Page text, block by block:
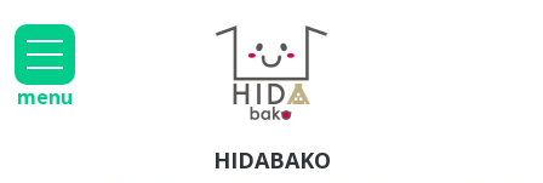
HIDABAKO
menu